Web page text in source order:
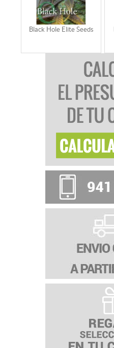
Black Hole Elite Seeds